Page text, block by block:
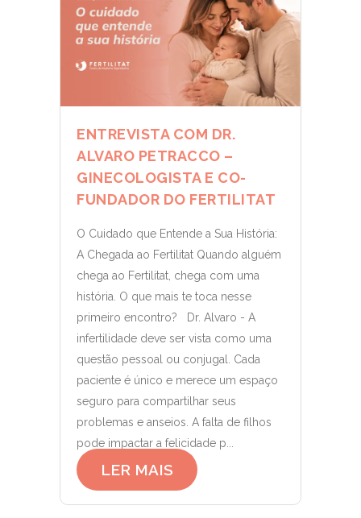
ENTREVISTA COM DR.
ALVARO PETRACCO –
GINECOLOGISTA E CO-
FUNDADOR DO FERTILITAT
O Cuidado que Entende a Sua História:
A Chegada ao Fertilitat Quando alguém
chega ao Fertilitat, chega com uma
história. O que mais te toca nesse
primeiro encontro? Dr. Alvaro - A
infertilidade deve ser vista como uma
questão pessoal ou conjugal. Cada
paciente é único e merece um espaço
seguro para compartilhar seus
problemas e anseios. A falta de filhos
pode impactar a felicidade p...
LER MAIS